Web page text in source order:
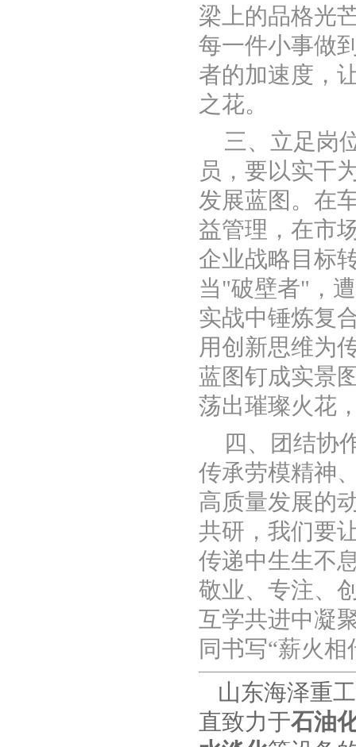
梁上的品格光
每一件小事做
者的加速度，
之花。
三、立足岗
员，要以实干
发展蓝图。在
益管理，在市
企业战略目标
当"破壁者"，
实战中锤炼复
用创新思维为
蓝图钉成实景
荡出璀璨火花
四、团结协
传承劳模精神
高质量发展的
共研，我们要
传递中生生不
敬业、专注、
互学共进中凝
同书写“薪火
山东海泽重
直致力于石油